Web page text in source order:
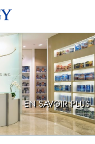
EN SAVOIR PLUS